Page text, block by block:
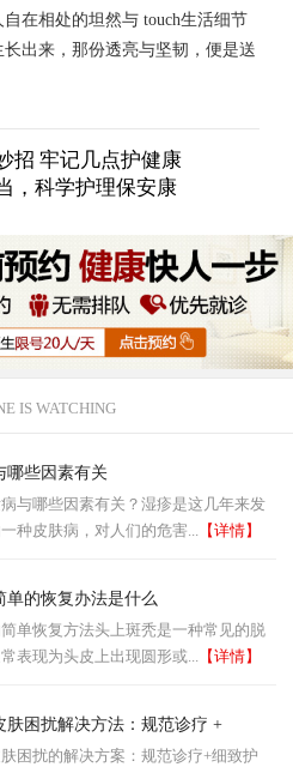
在相处的坦然与 touch生活细节
出来，那份透亮与坚韧，便是送
招 牢记几点护健康
，科学护理保安康
IS WATCHING
哪些因素有关
哪些因素有关？湿疹是这几年来发
种皮肤病，对人们的危害... 【详情】
单的恢复办法是什么
单恢复方法头上斑秃是一种常见的脱
表现为头皮上出现圆形或... 【详情】
肤困扰解决方法：规范诊疗 +
困扰的解决方案：规范诊疗+细致护